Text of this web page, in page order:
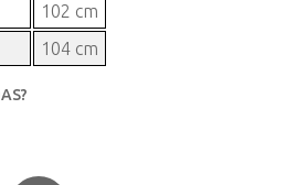
102 cm
104 cm